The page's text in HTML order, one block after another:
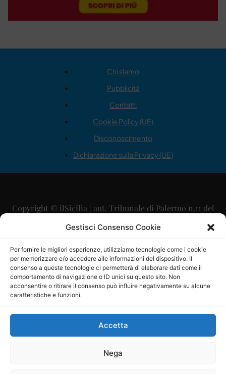
Gestisci Consenso Cookie
Per fornire le migliori esperienze, utilizziamo tecnologie come i cookie
per memorizzare e/o accedere alle informazioni del dispositivo. Il
consenso a queste tecnologie ci permetterà di elaborare dati come il
comportamento di navigazione o ID unici su questo sito. Non
acconsentire o ritirare il consenso può influire negativamente su alcune
caratteristiche e funzioni.
Accetta
Nega
Chi siamo
Pubblicità
Contatti
Cookie Policy (UE)
Disconoscimento
Dichiarazione sulla Privacy (UE)
Copyright © ilSicilia | aut. Tribunale di Palermo n.11 del
29/09/2015
Direttore Editoriale: Maurizio Scaglione
Direttore Responsabile: Maria Calabrese
P.IVA: 06334930820
Mercurio Comunicazione Società Cooperativa a r.l. è
iscritta al Registro degli Operatori di Comunicazione al